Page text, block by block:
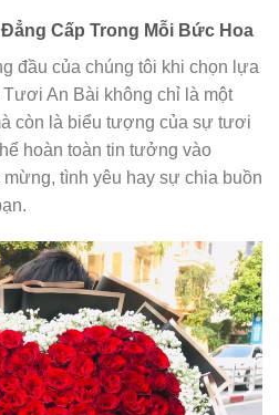
Cấp Trong Mỗi Bức Hoa
đầu của chúng tôi khi chọn lựa
An Bài không chỉ là một
còn là biểu tượng của sự tươi
hoàn toàn tin tưởng vào
tình yêu hay sự chia buồn